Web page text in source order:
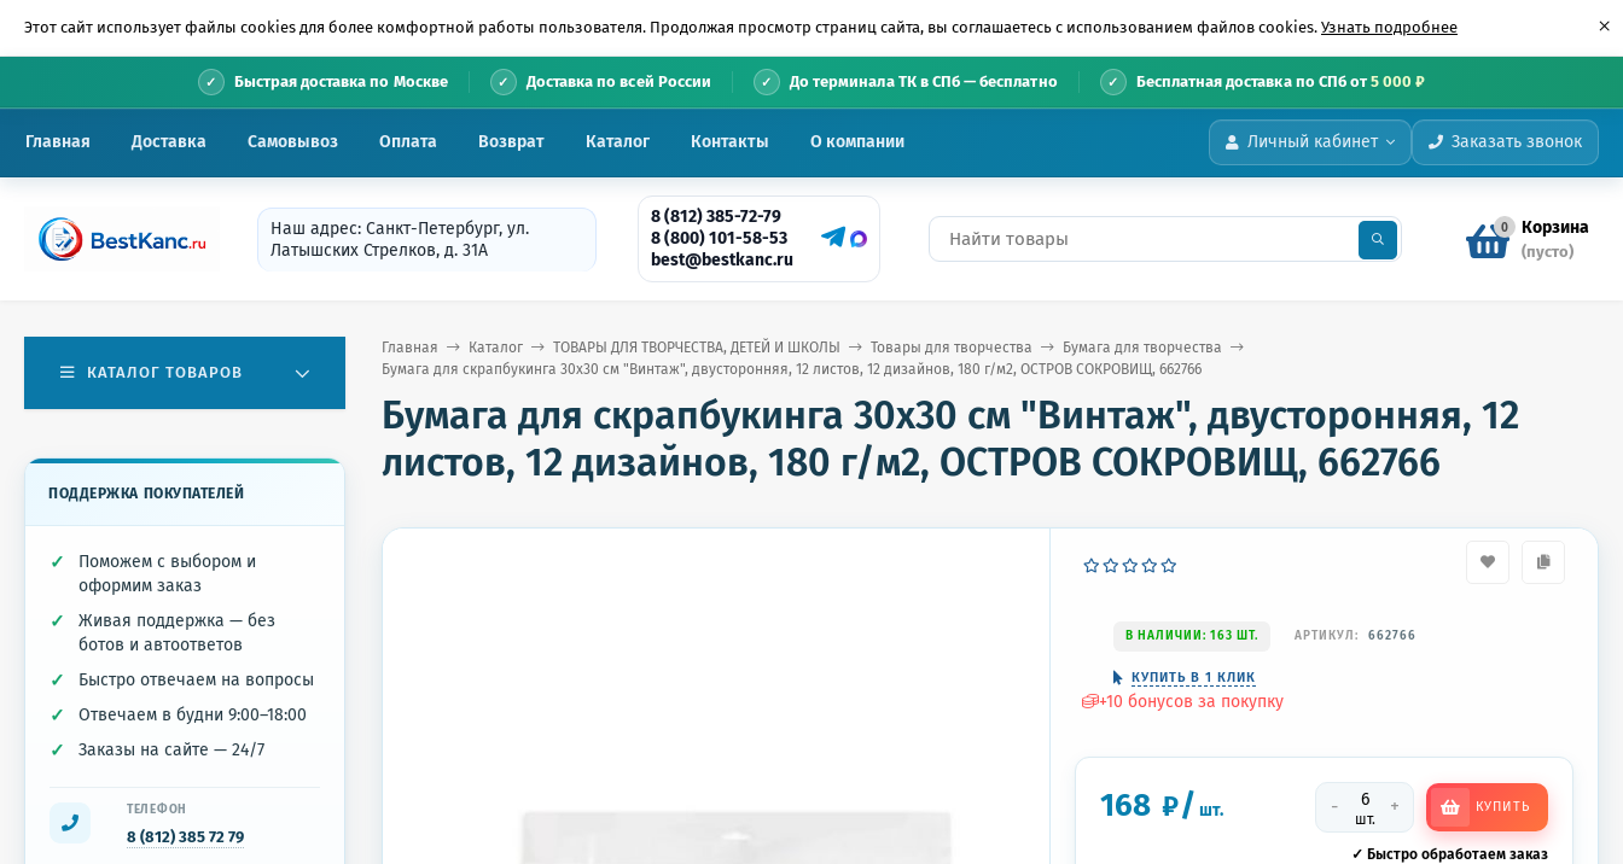
Этот сайт использует файлы cookies для более комфортной работы пользователя. Продолжая просмотр страниц сайта, вы соглашаетесь с использованием файлов cookies. Узнать подробнее ×
Быстрая доставка по Москве Доставка по всей России До терминала ТК в СПб — бесплатно Бесплатная доставка по СПб от5 000 ₽
Личный кабинет Заказать звонок
Главная Доставка Самовывоз Оплата Возврат Каталог Контакты О компании
Наш адрес: Санкт-Петербург, ул.
Латышских Стрелков, д. 31А
8 (812) 385-72-79
8 (800) 101-58-53
best@bestkanc.ru
0 Корзина
(пусто)
Главная Каталог ТОВАРЫ ДЛЯ ТВОРЧЕСТВА, ДЕТЕЙ И ШКОЛЫ Товары для творчества
Бумага для творчества
Бумага для скрапбукинга 30х30 см "Винтаж", двусторонняя, 12 листов, 12 дизайнов, 180 г/м2, ОСТРОВ СОКРОВИЩ, 662766
Бумага для скрапбукинга 30х30 см "Винтаж", двусторонняя, 12
листов, 12 дизайнов, 180 г/м2, ОСТРОВ СОКРОВИЩ, 662766
В НАЛИЧИИ: 163 ШТ. АРТИКУЛ: 662766
КУПИТЬ В 1 КЛИК
+10 бонусов за покупку
168 ₽/ шт. -
шт.
+ КУПИТЬ
✓ Быстро обработаем заказ
КАТАЛОГ ТОВАРОВ
ПОДДЕРЖКА ПОКУПАТЕЛЕЙ
Поможем с выбором и
оформим заказ
Живая поддержка — без
ботов и автоответов
Быстро отвечаем на вопросы
Отвечаем в будни 9:00–18:00
Заказы на сайте — 24/7
ТЕЛЕФОН
8 (812) 385 72 79